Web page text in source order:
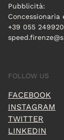
Pubblicità:
Concessionaria
+39 055
FOLLOW US
FACEBOOK
INSTAGRAM
TWITTER
LINKEDIN